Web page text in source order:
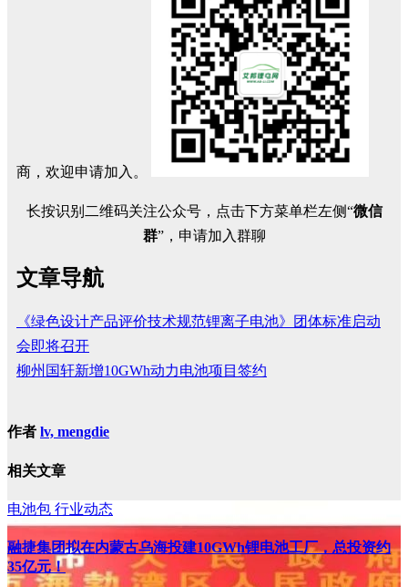
商，欢迎申请加入。
长按识别二维码关注公众号，点击下方菜单栏左侧“微信
群”，申请加入群聊
文章导航
《绿色设计产品评价技术规范锂离子电池》团体标准启动
会即将召开
柳州国轩新增10GWh动力电池项目签约
作者 lv, mengdie
相关文章
电池包 行业动态
融捷集团拟在内蒙古乌海投建10GWh锂电池工厂，总投资约
35亿元！